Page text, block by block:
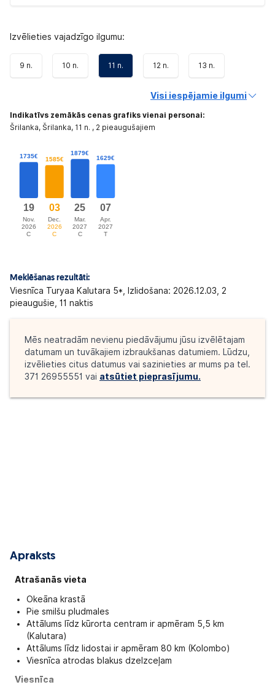
Izvēlieties vajadzīgo ilgumu:
9 n. 10 n. 11 n. 12 n. 13 n.
Visi iespējamie ilgumi
Indikatīvs zemākās cenas grafiks vienai personai:
Šrilanka, Šrilanka, 11 n. , 2 pieaugušajiem
Meklēšanas rezultāti:
Viesnīca Turyaa Kalutara 5*, Izlidošana: 2026.12.03, 2
pieaugušie, 11 naktis
Mēs neatradām nevienu piedāvājumu jūsu izvēlētajam
datumam un tuvākajiem izbraukšanas datumiem. Lūdzu,
izvēlieties citus datumus vai sazinieties ar mums pa tel.
371 26955551 vai atsūtiet pieprasījumu.
Apraksts
Atrašanās vieta
Okeāna krastā
Pie smilšu pludmales
Attālums līdz kūrorta centram ir apmēram 5,5 km
(Kalutara)
Attālums līdz lidostai ir apmēram 80 km (Kolombo)
Viesnīca atrodas blakus dzelzceļam
Viesnīca